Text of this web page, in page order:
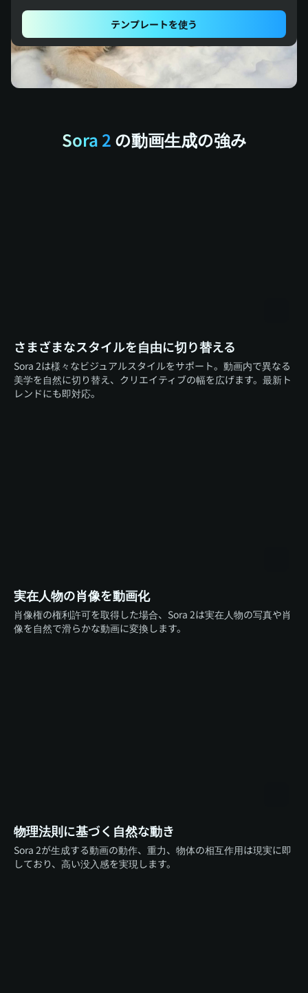
テンプレートを使う
Sora 2 の動画生成の強み
さまざまなスタイルを自由に切り替える
Sora 2は様々なビジュアルスタイルをサポート。動画内で異なる
美学を自然に切り替え、クリエイティブの幅を広げます。最新ト
レンドにも即対応。
実在人物の肖像を動画化
肖像権の権利許可を取得した場合、Sora 2は実在人物の写真や肖
像を自然で滑らかな動画に変換します。
物理法則に基づく自然な動き
Sora 2が生成する動画の動作、重力、物体の相互作用は現実に即
しており、高い没入感を実現します。